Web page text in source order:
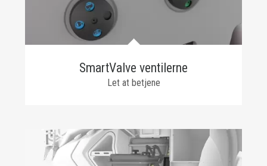
SmartValve ventilerne
Let at betjene